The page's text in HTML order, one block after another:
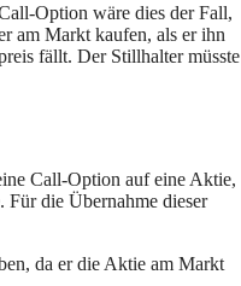
Option wäre dies der Fall,
am Markt kaufen, als er ihn
fällt. Der Stillhalter müsste
Call-Option auf eine Aktie,
die Übernahme dieser
da er die Aktie am Markt